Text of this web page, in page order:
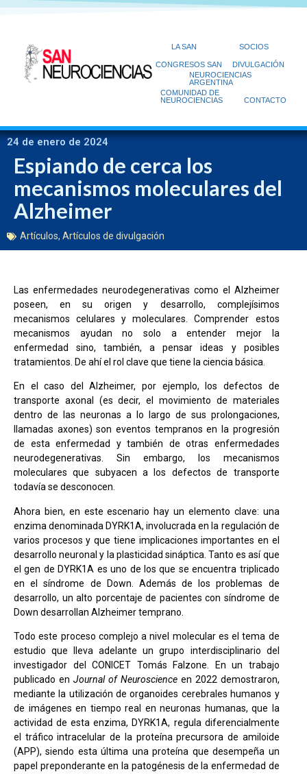
LA SAN SOCIOS
CONGRESOS SAN
DIVULGACIÓN
NEUROCIENCIAS
ARGENTINA
COMUNIDAD DE
NEUROCIENCIAS
CONTACTO
24 de enero de 2024
Espiando de cerca los
mecanismos moleculares del
Alzheimer
Artículos, Artículos de divulgación
Las enfermedades neurodegenerativas como el Alzheimer
poseen, en su origen y desarrollo, complejísimos
mecanismos celulares y moleculares. Comprender estos
mecanismos ayudan no solo a entender mejor la
enfermedad sino, también, a pensar ideas y posibles
tratamientos. De ahí el rol clave que tiene la ciencia básica.
En el caso del Alzheimer, por ejemplo, los defectos de
transporte axonal (es decir, el movimiento de materiales
dentro de las neuronas a lo largo de sus prolongaciones,
llamadas axones) son eventos tempranos en la progresión
de esta enfermedad y también de otras enfermedades
neurodegenerativas. Sin embargo, los mecanismos
moleculares que subyacen a los defectos de transporte
todavía se desconocen.
Ahora bien, en este escenario hay un elemento clave: una
enzima denominada DYRK1A, involucrada en la regulación de
varios procesos y que tiene implicaciones importantes en el
desarrollo neuronal y la plasticidad sináptica. Tanto es así que
el gen de DYRK1A es uno de los que se encuentra triplicado
en el síndrome de Down. Además de los problemas de
desarrollo, un alto porcentaje de pacientes con síndrome de
Down desarrollan Alzheimer temprano.
Todo este proceso complejo a nivel molecular es el tema de
estudio que lleva adelante un grupo interdisciplinario del
investigador del CONICET Tomás Falzone. En un trabajo
publicado en Journal of Neuroscience en 2022 demostraron,
mediante la utilización de organoides cerebrales humanos y
de imágenes en tiempo real en neuronas humanas, que la
actividad de esta enzima, DYRK1A, regula diferencialmente
el tráfico intracelular de la proteína precursora de amiloide
(APP), siendo esta última una proteína que desempeña un
papel preponderante en la patogénesis de la enfermedad de